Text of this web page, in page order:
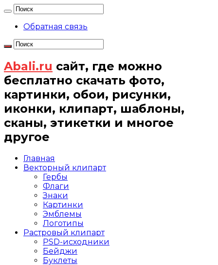
Обратная связь
Abali.ru сайт, где можно
бесплатно скачать фото,
картинки, обои, рисунки,
иконки, клипарт, шаблоны,
сканы, этикетки и многое
другое
Главная
Векторный клипарт
Гербы
Флаги
Знаки
Картинки
Эмблемы
Логотипы
Растровый клипарт
PSD-исходники
Бейджи
Буклеты